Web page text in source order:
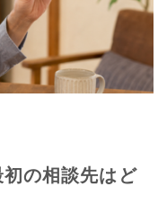
の相談先はど